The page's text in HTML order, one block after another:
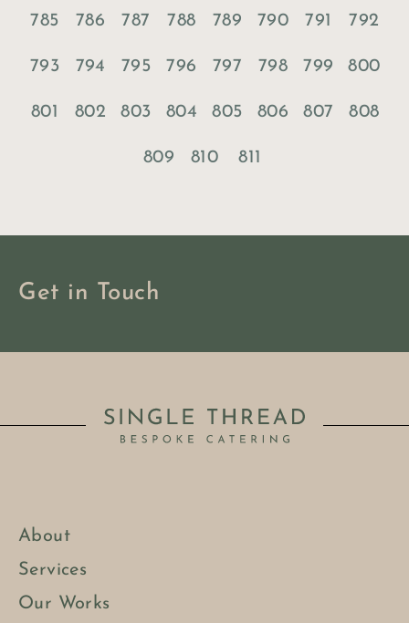
785 786 787 788 789 790 791 792
793 794 795 796 797 798 799 800
801 802 803 804 805 806 807 808
809 810 811
Get in Touch
About
Services
Our Works